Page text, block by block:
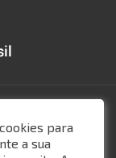
total ou parcial, de
A violação de
cível e criminal
para
a sua